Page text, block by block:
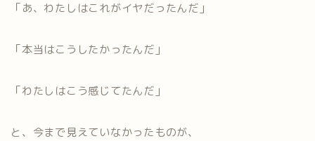
「あ、わたしはこれがイヤだったんだ」
「本当はこうしたかったんだ」
「わたしはこう感じてたんだ」
と、今まで見えていなかったものが、